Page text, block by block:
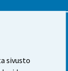
sivusto